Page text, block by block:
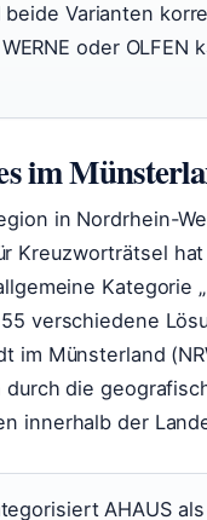
beide Varianten
oder OLFEN
im
in Nordrhein-
Kreuzworträtsel
Kategorie
verschiedene
im Münsterland
die
innerhalb der
AHAUS